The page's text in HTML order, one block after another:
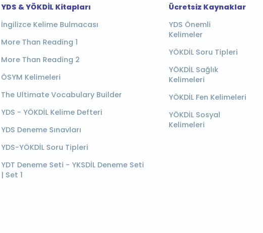
YDS & YÖKDİL Kitapları
İngilizce Kelime Bulmacası
More Than Reading 1
More Than Reading 2
ÖSYM Kelimeleri
The Ultimate Vocabulary Builder
YDS - YÖKDİL Kelime Defteri
YDS Deneme Sınavları
YDS-YÖKDİL Soru Tipleri
YDT Deneme Seti - YKSDİL Deneme Seti
| Set 1
Ücretsiz Kaynaklar
YDS Önemli
Kelimeler
YÖKDİL Soru Tipleri
YÖKDİL Sağlık
Kelimeleri
YÖKDİL Fen Kelimeleri
YÖKDİL Sosyal
Kelimeleri